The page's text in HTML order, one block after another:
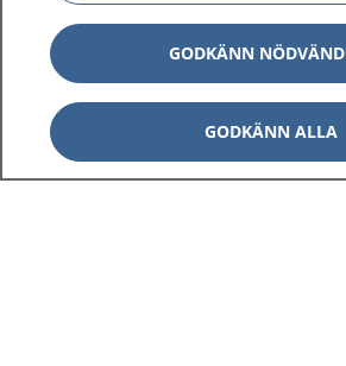
1177 på flera språk
GODKÄNN
GODKÄNN ALLA